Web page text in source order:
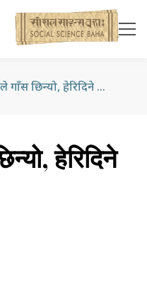
लकडाउनले गाँस छिन्यो, हेरिदिने कोही छैन
हेरिदिने